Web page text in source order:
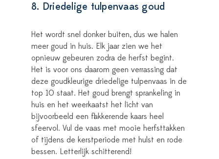
8. Driedelige tulpenvaas goud
Het wordt snel donker buiten, dus we halen
meer goud in huis. Elk jaar zien we het
opnieuw gebeuren zodra de herfst begint.
Het is voor ons daarom geen verrassing dat
deze goudkleurige driedelige tulpenvaas in de
top 10 staat. Het goud brengt sprankeling in
huis en het weerkaatst het licht van
bijvoorbeeld een flakkerende kaars heel
sfeervol. Vul de vaas met mooie herfsttakken
of tijdens de kerstperiode met hulst en rode
bessen. Letterlijk schitterend!